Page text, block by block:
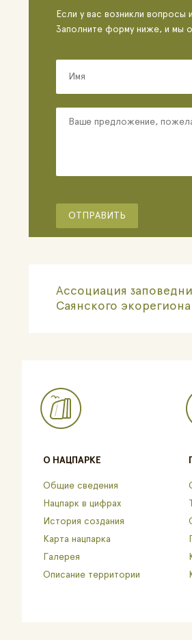
Если у вас возникли
Заполните форму ниже, и мы
Ассоциация
Саянского экорегиона
О НАЦПАРКЕ
Общие сведения
Нацпарк в цифрах
История создания
Карта нацпарка
Галерея
Описание территории